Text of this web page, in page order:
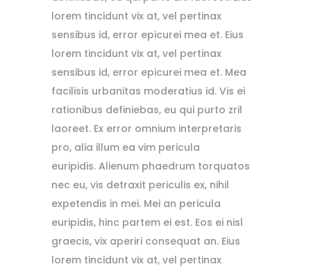
lorem tincidunt vix at, vel pertinax
sensibus id, error epicurei mea et. Eius
lorem tincidunt vix at, vel pertinax
sensibus id, error epicurei mea et. Mea
facilisis urbanitas moderatius id. Vis ei
rationibus definiebas, eu qui purto zril
laoreet. Ex error omnium interpretaris
pro, alia illum ea vim pericula
euripidis. Alienum phaedrum torquatos
nec eu, vis detraxit periculis ex, nihil
expetendis in mei. Mei an pericula
euripidis, hinc partem ei est. Eos ei nisl
graecis, vix aperiri consequat an. Eius
lorem tincidunt vix at, vel pertinax